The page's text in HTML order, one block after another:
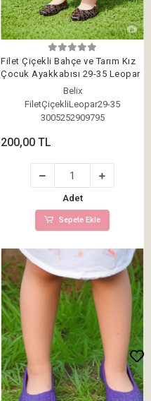
Filet Çiçekli Bahçe ve Tarım Kız
Çocuk Ayakkabısı 29-35 Leopar
Belix
FiletÇiçekliLeopar29-35
3005252909795
200,00 TL
Adet
Sepete Ekle